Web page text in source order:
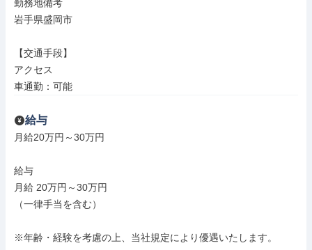
勤務地備考
岩手県盛岡市
【交通手段】
アクセス
車通勤：可能
給与
月給20万円～30万円
給与
月給 20万円～30万円
（一律手当を含む）
※年齢・経験を考慮の上、当社規定により優遇いたします。